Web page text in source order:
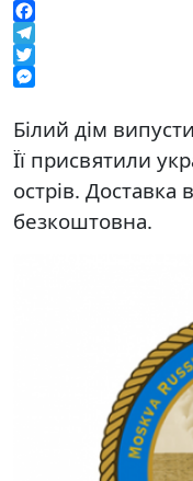
Facebook
Telegram
Twitter
Білий дім
Її присвятили
острів. Доставка
безкоштовна.